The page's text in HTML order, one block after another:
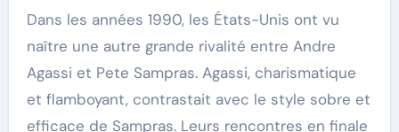
Dans les années 1990, les États-Unis ont vu
naître une autre grande rivalité entre Andre
Agassi et Pete Sampras. Agassi, charismatique
et flamboyant, contrastait avec le style sobre et
efficace de Sampras. Leurs rencontres en finale